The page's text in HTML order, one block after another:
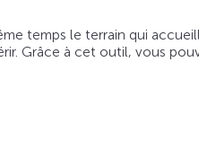
temps le terrain qui
Grâce à cet outil, vous